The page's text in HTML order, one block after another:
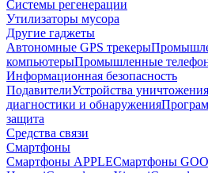
Системы регенерации
Утилизаторы мусора
Другие гаджеты
Автономные GPS трекеры
компьютерыПромышленные
Информационная безопасность
ПодавителиУстройства
диагностики и обнаружения
защита
Средства связи
Смартфоны
Смартфоны APPLEСмартфоны